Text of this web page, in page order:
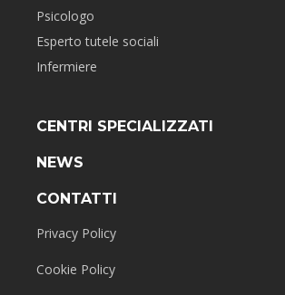
Psicologo
Esperto tutele sociali
Infermiere
CENTRI SPECIALIZZATI
NEWS
CONTATTI
Privacy Policy
Cookie Policy